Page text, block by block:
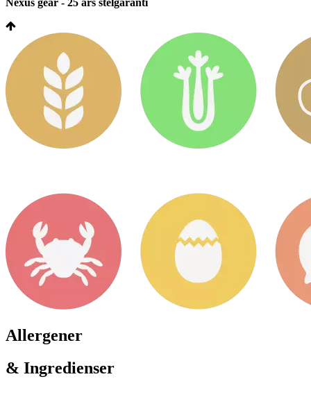
Nexus gear - 25 års stelgaranti
Allergener
& Ingredienser